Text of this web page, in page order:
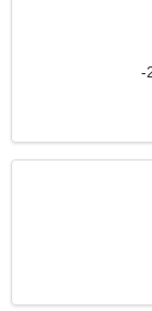
مرد مجرد به دنبال همسر 26-